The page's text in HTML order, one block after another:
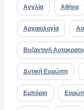
Αγγλία Αθήνα
Αρχαιολογία
Βυζαντινή
Δυτική Ευρώπη
Εμπόριο